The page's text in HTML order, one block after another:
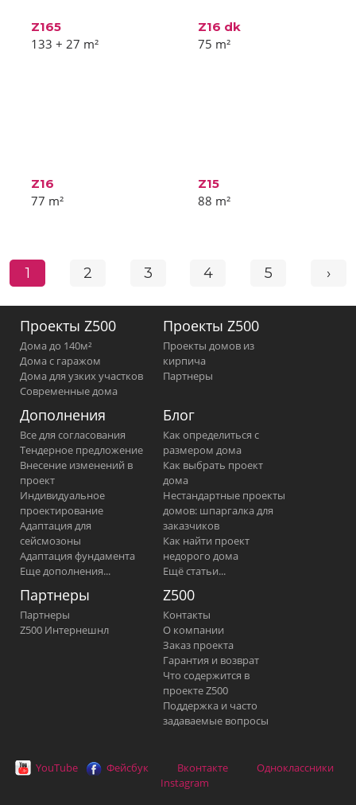
Z165
133 + 27 m²
Z16 dk
75 m²
Z16
77 m²
Z15
88 m²
1 2 3 4 5 ›
Проекты Z500
Дома до 140м²
Дома с гаражом
Дома для узких участков
Современные дома
Проекты Z500
Проекты домов из
кирпича
Партнеры
Дополнения
Все для согласования
Тендерное предложение
Внесение изменений в
проект
Индивидуальное
проектирование
Адаптация для
сейсмозоны
Адаптация фундамента
Еще дополнения...
Блог
Как определиться с
размером дома
Как выбрать проект
дома
Нестандартные проекты
домов: шпаргалка для
заказчиков
Как найти проект
недорого дома
Ещё статьи...
Партнеры
Партнеры
Z500 Интернешнл
Z500
Контакты
О компании
Заказ проекта
Гарантия и возврат
Что содержится в
проекте Z500
Поддержка и часто
задаваемые вопросы
YouTube Фейсбук Вконтакте
Одноклассники
Instagram